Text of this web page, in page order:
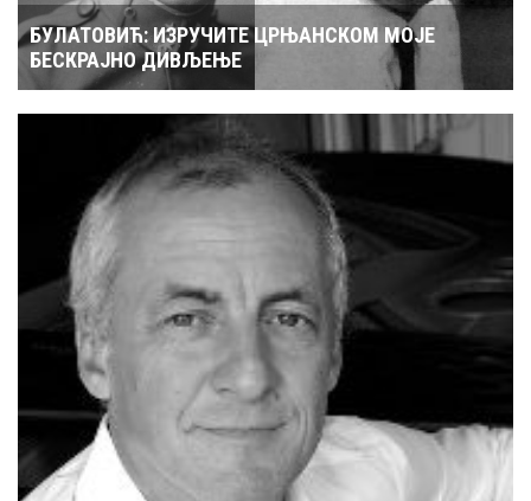
БУЛАТОВИЋ: ИЗРУЧИТЕ ЦРЊАНСКОМ МОЈЕ
БЕСКРАЈНО ДИВЉЕЊЕ